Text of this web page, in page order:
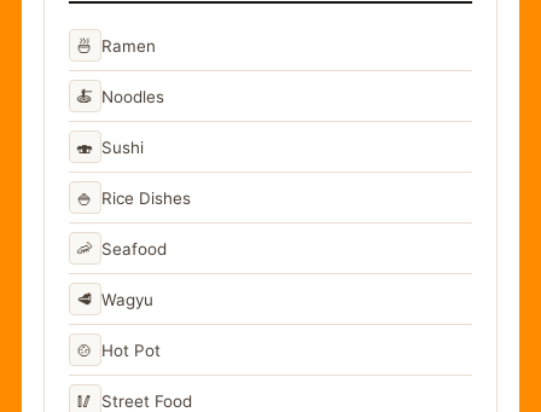
🍜 Ramen
🍝 Noodles
🍣 Sushi
🍚 Rice Dishes
🦐 Seafood
🥩 Wagyu
🍲 Hot Pot
🥢 Street Food